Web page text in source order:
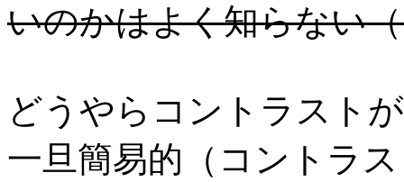
いのかはよく知らない
どうやらコントラスト
一旦簡易的（コントラ